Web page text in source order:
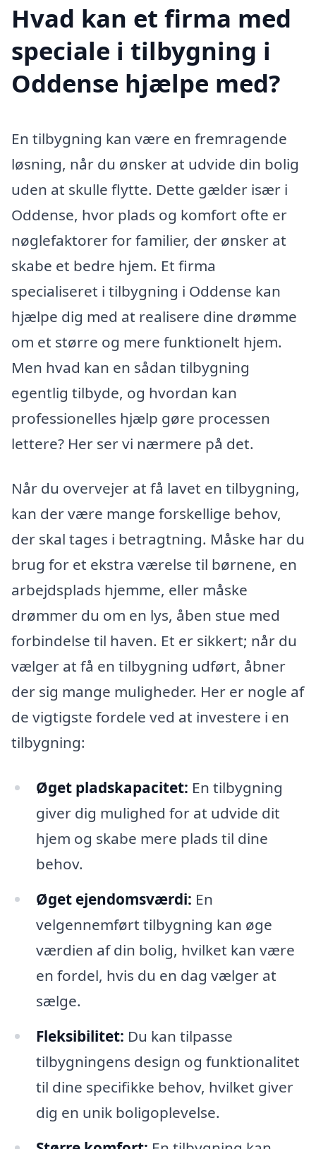
Hvad kan et firma med
speciale i tilbygning i
Oddense hjælpe med?
En tilbygning kan være en fremragende
løsning, når du ønsker at udvide din bolig
uden at skulle flytte. Dette gælder især i
Oddense, hvor plads og komfort ofte er
nøglefaktorer for familier, der ønsker at
skabe et bedre hjem. Et firma
specialiseret i tilbygning i Oddense kan
hjælpe dig med at realisere dine drømme
om et større og mere funktionelt hjem.
Men hvad kan en sådan tilbygning
egentlig tilbyde, og hvordan kan
professionelles hjælp gøre processen
lettere? Her ser vi nærmere på det.
Når du overvejer at få lavet en tilbygning,
kan der være mange forskellige behov,
der skal tages i betragtning. Måske har du
brug for et ekstra værelse til børnene, en
arbejdsplads hjemme, eller måske
drømmer du om en lys, åben stue med
forbindelse til haven. Et er sikkert; når du
vælger at få en tilbygning udført, åbner
der sig mange muligheder. Her er nogle af
de vigtigste fordele ved at investere i en
tilbygning:
Øget pladskapacitet: En tilbygning
giver dig mulighed for at udvide dit
hjem og skabe mere plads til dine
behov.
Øget ejendomsværdi: En
velgennemført tilbygning kan øge
værdien af din bolig, hvilket kan være
en fordel, hvis du en dag vælger at
sælge.
Fleksibilitet: Du kan tilpasse
tilbygningens design og funktionalitet
til dine specifikke behov, hvilket giver
dig en unik boligoplevelse.